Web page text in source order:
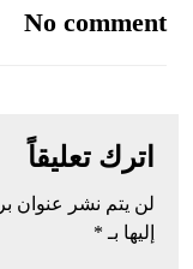
No comment
اترك تعليقاً
لن يتم نشر عنوان
إليها بـ *